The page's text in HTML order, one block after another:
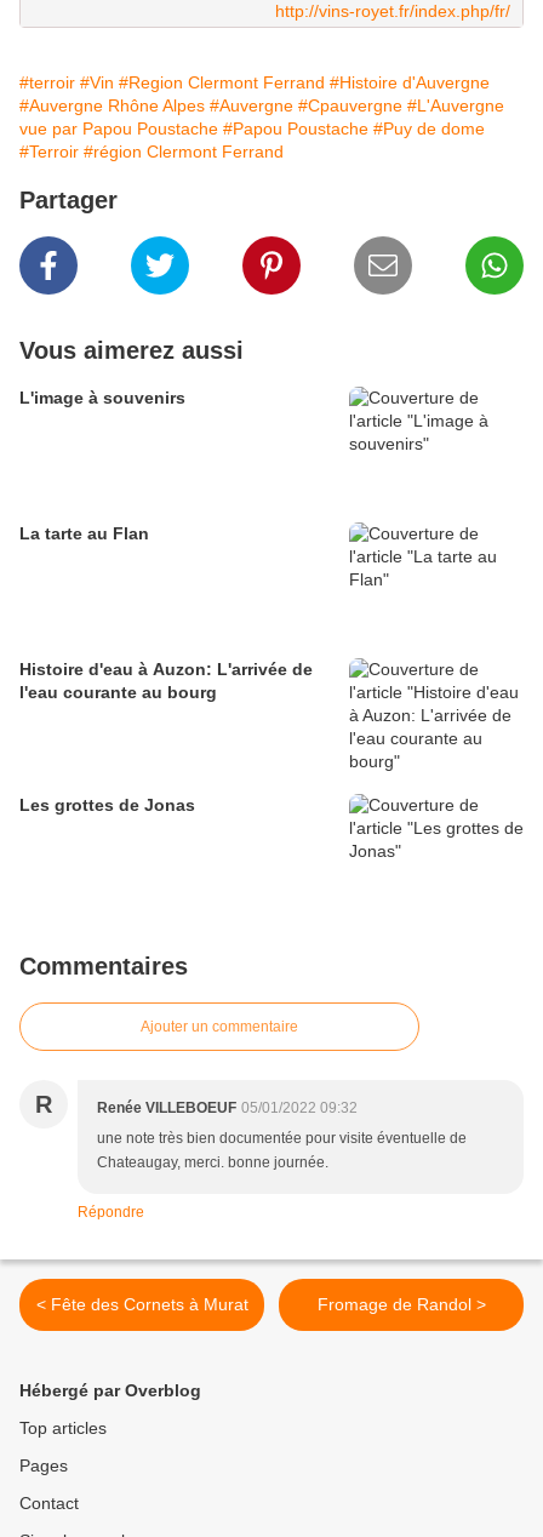
http://vins-royet.fr/index.php/fr/
#terroir #Vin #Region Clermont Ferrand #Histoire d'Auvergne
#Auvergne Rhône Alpes #Auvergne #Cpauvergne #L'Auvergne
vue par Papou Poustache #Papou Poustache #Puy de dome
#Terroir #région Clermont Ferrand
Partager
Vous aimerez aussi
L'image à souvenirs
La tarte au Flan
Histoire d'eau à Auzon: L'arrivée de
l'eau courante au bourg
Les grottes de Jonas
Commentaires
Ajouter un commentaire
R Renée VILLEBOEUF 05/01/2022 09:32
une note très bien documentée pour visite éventuelle de
Chateaugay, merci. bonne journée.
Répondre
< Fête des Cornets à Murat Fromage de Randol >
Hébergé par Overblog
Top articles
Pages
Contact